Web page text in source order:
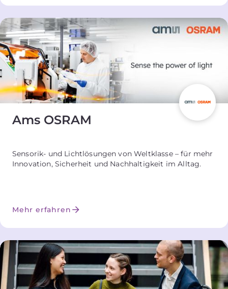
Ams OSRAM
Sensorik- und Lichtlösungen von Weltklasse – für mehr
Innovation, Sicherheit und Nachhaltigkeit im Alltag.
Mehr erfahren